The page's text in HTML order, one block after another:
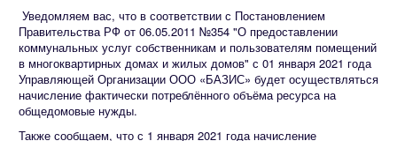
Уведомляем вас, что в соответствии с Постановлением
Правительства РФ от 06.05.2011 №354 "О предоставлении
коммунальных услуг собственникам и пользователям помещений
в многоквартирных домах и жилых домов" с 01 января 2021 года
Управляющей Организации ООО «БАЗИС» будет осуществляться
начисление фактически потреблённого объёма ресурса на
общедомовые нужды.
Также сообщаем, что с 1 января 2021 года начисление